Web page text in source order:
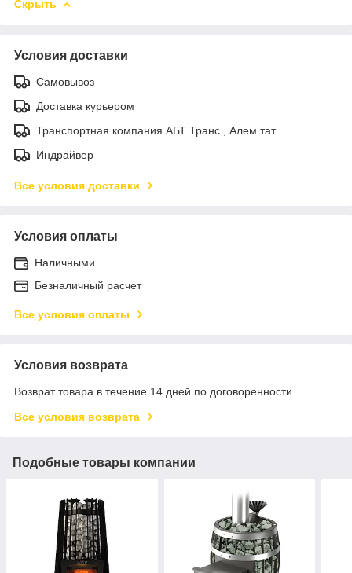
Скрыть
Условия доставки
Самовывоз
Доставка курьером
Транспортная компания АБТ Транс , Алем тат.
Индрайвер
Все условия доставки
Условия оплаты
Наличными
Безналичный расчет
Все условия оплаты
Условия возврата
Возврат товара в течение 14 дней по договоренности
Все условия возврата
Подобные товары компании